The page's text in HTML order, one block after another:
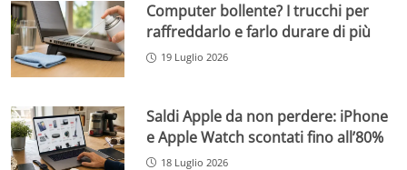
Computer bollente? I trucchi per
raffreddarlo e farlo durare di più
19 Luglio 2026
Saldi Apple da non perdere: iPhone
e Apple Watch scontati fino all’80%
18 Luglio 2026